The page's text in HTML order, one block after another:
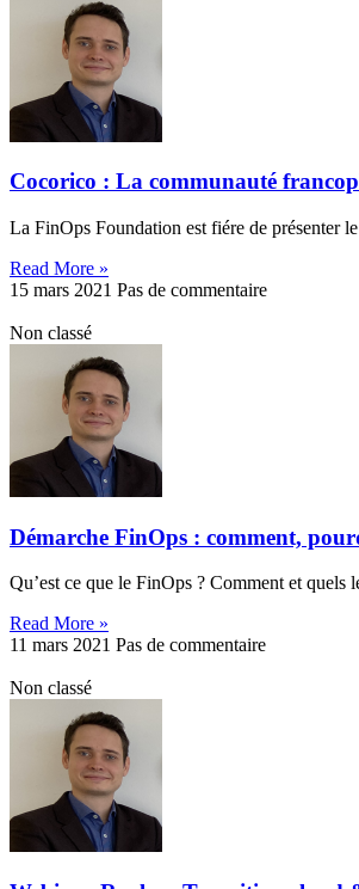
Cocorico : La communauté
La FinOps Foundation est fiére de présenter
Read More »
15 mars 2021 Pas de commentaire
Non classé
Démarche FinOps : comment,
Qu’est ce que le FinOps ? Comment et
Read More »
11 mars 2021 Pas de commentaire
Non classé